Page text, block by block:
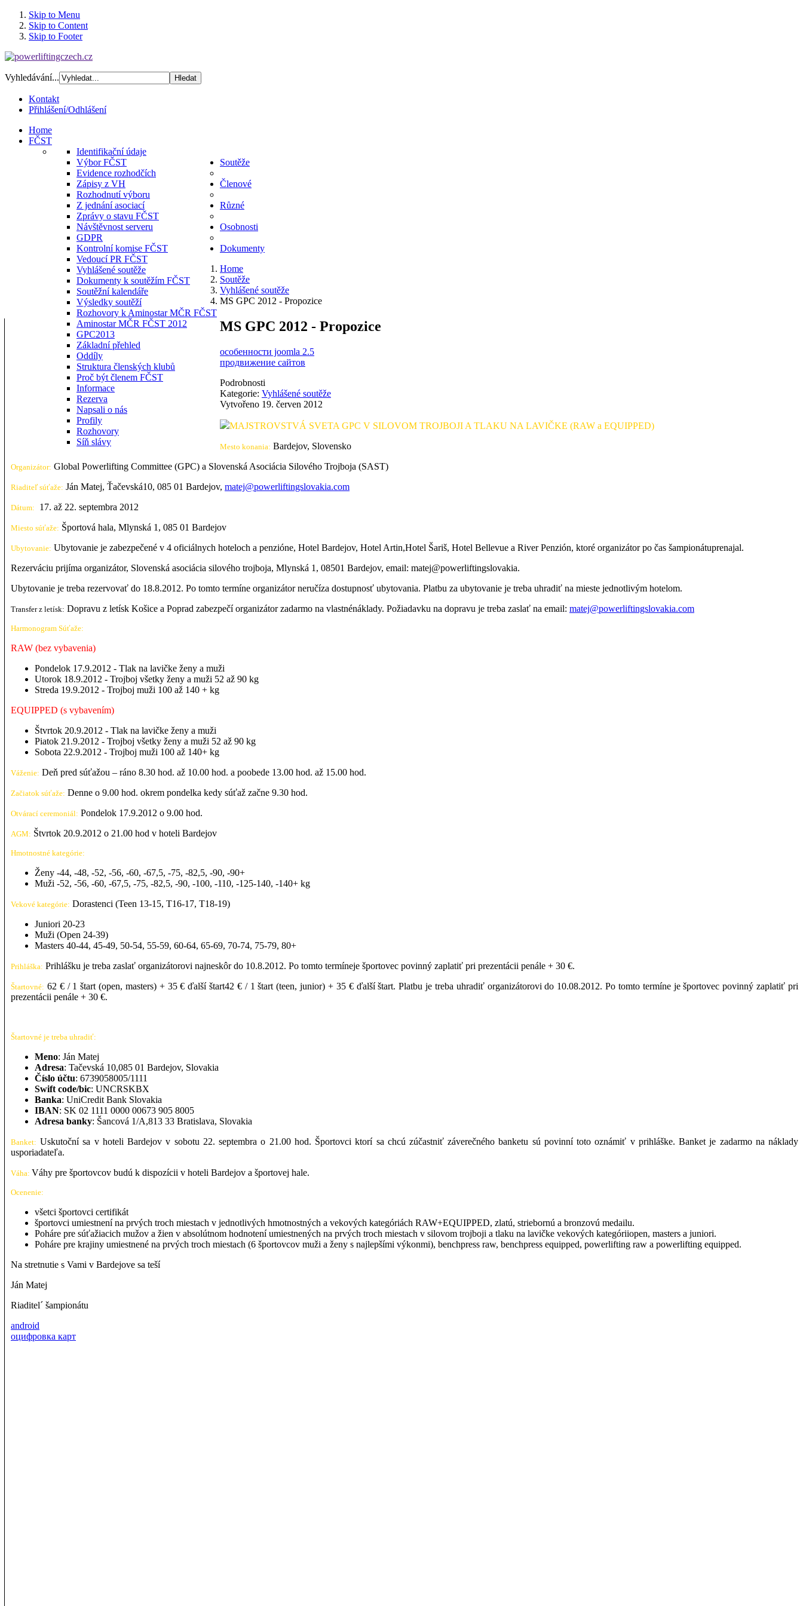
Skip to Menu
Skip to Content
Skip to Footer
Vyhledávání...
Kontakt
Přihlášení/Odhlášení
Home
FČST
Identifikační údaje
Výbor FČST
Evidence rozhodčích
Zápisy z VH
Rozhodnutí výboru
Z jednání asociací
Zprávy o stavu FČST
Návštěvnost serveru
GDPR
Kontrolní komise FČST
Vedoucí PR FČST
Soutěže
Vyhlášené soutěže
Dokumenty k soutěžím FČST
Soutěžní kalendáře
Výsledky soutěží
Rozhovory k Aminostar MČR FČST
Aminostar MČR FČST 2012
GPC2013
Členové
Základní přehled
Oddíly
Struktura členských klubů
Proč být členem FČST
Různé
Informace
Rezerva
Osobnosti
Napsali o nás
Profily
Rozhovory
Síň slávy
Dokumenty
Home
Soutěže
Vyhlášené soutěže
MS GPC 2012 - Propozice
MS GPC 2012 - Propozice
особенности joomla 2.5
продвижение сайтов
Podrobnosti
Kategorie: Vyhlášené soutěže
Vytvořeno 19. červen 2012
MAJSTROVSTVÁ SVETA GPC V SILOVOM TROJBOJI A TLAKU NA LAVIČKE (RAW a EQUIPPED)
Mesto konania: Bardejov, Slovensko
Organizátor: Global Powerlifting Committee (GPC) a Slovenská Asociácia Silového Trojboja (SAST)
Riaditeľ súťaže: Ján Matej, Ťačevská10, 085 01 Bardejov, matej@powerliftingslovakia.com
Dátum: 17. až 22. septembra 2012
Miesto súťaže: Športová hala, Mlynská 1, 085 01 Bardejov
Ubytovanie: Ubytovanie je zabezpečené v 4 oficiálnych hoteloch a penzióne, Hotel Bardejov, Hotel Artin,Hotel Šariš, Hotel Bellevue a River Penzión, ktoré organizátor po čas šampionátuprenajal.
Rezerváciu prijíma organizátor, Slovenská asociácia silového trojboja, Mlynská 1, 08501 Bardejov, email: matej@powerliftingslovakia.
Ubytovanie je treba rezervovať do 18.8.2012. Po tomto termíne organizátor neručíza dostupnosť ubytovania. Platbu za ubytovanie je treba uhradiť na mieste jednotlivým hotelom.
Transfer z letísk: Dopravu z letísk Košice a Poprad zabezpečí organizátor zadarmo na vlastnénáklady. Požiadavku na dopravu je treba zaslať na email: matej@powerliftingslovakia.com
Harmonogram Súťaže:
RAW (bez vybavenia)
Pondelok 17.9.2012 - Tlak na lavičke ženy a muži
Utorok 18.9.2012 - Trojboj všetky ženy a muži 52 až 90 kg
Streda 19.9.2012 - Trojboj muži 100 až 140 + kg
EQUIPPED (s vybavením)
Štvrtok 20.9.2012 - Tlak na lavičke ženy a muži
Piatok 21.9.2012 - Trojboj všetky ženy a muži 52 až 90 kg
Sobota 22.9.2012 - Trojboj muži 100 až 140+ kg
Váženie: Deň pred súťažou – ráno 8.30 hod. až 10.00 hod. a poobede 13.00 hod. až 15.00 hod.
Začiatok súťaže: Denne o 9.00 hod. okrem pondelka kedy súťaž začne 9.30 hod.
Otvárací ceremoniál: Pondelok 17.9.2012 o 9.00 hod.
AGM: Štvrtok 20.9.2012 o 21.00 hod v hoteli Bardejov
Hmotnostné kategórie:
Ženy -44, -48, -52, -56, -60, -67,5, -75, -82,5, -90, -90+
Muži -52, -56, -60, -67,5, -75, -82,5, -90, -100, -110, -125-140, -140+ kg
Vekové kategórie: Dorastenci (Teen 13-15, T16-17, T18-19)
Juniori 20-23
Muži (Open 24-39)
Masters 40-44, 45-49, 50-54, 55-59, 60-64, 65-69, 70-74, 75-79, 80+
Prihláška: Prihlášku je treba zaslať organizátorovi najneskôr do 10.8.2012. Po tomto termíneje športovec povinný zaplatiť pri prezentácii penále + 30 €.
Štartovné: 62 € / 1 štart (open, masters) + 35 € ďalší štart42 € / 1 štart (teen, junior) + 35 € ďalší štart. Platbu je treba uhradiť organizátorovi do 10.08.2012. Po tomto termíne je športovec povinný zaplatiť pri
prezentácii penále + 30 €.
Štartovné je treba uhradiť:
Meno: Ján Matej
Adresa: Tačevská 10,085 01 Bardejov, Slovakia
Číslo účtu: 6739058005/1111
Swift code/bic: UNCRSKBX
Banka: UniCredit Bank Slovakia
IBAN: SK 02 1111 0000 00673 905 8005
Adresa banky: Šancová 1/A,813 33 Bratislava, Slovakia
Banket: Uskutoční sa v hoteli Bardejov v sobotu 22. septembra o 21.00 hod. Športovci ktorí sa chcú zúčastniť záverečného banketu sú povinní toto oznámiť v prihláške. Banket je zadarmo na náklady
usporiadateľa.
Váha: Váhy pre športovcov budú k dispozícii v hoteli Bardejov a športovej hale.
Ocenenie:
všetci športovci certifikát
športovci umiestnení na prvých troch miestach v jednotlivých hmotnostných a vekových kategóriách RAW+EQUIPPED, zlatú, striebornú a bronzovú medailu.
Poháre pre súťažiacich mužov a žien v absolútnom hodnotení umiestnených na prvých troch miestach v silovom trojboji a tlaku na lavičke vekových kategóriiopen, masters a juniori.
Poháre pre krajiny umiestnené na prvých troch miestach (6 športovcov muži a ženy s najlepšími výkonmi), benchpress raw, benchpress equipped, powerlifting raw a powerlifting equipped.
Na stretnutie s Vami v Bardejove sa teší
Ján Matej
Riaditel´ šampionátu
android
оцифровка карт